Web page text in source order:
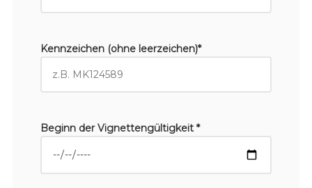
Kennzeichen (ohne leerzeichen)*
Beginn der Vignettengültigkeit *